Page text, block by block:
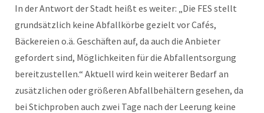
In der Antwort der Stadt heißt es weiter: „Die FES stellt
grundsätzlich keine Abfallkörbe gezielt vor Cafés,
Bäckereien o.ä. Geschäften auf, da auch die Anbieter
gefordert sind, Möglichkeiten für die Abfallentsorgung
bereitzustellen.“ Aktuell wird kein weiterer Bedarf an
zusätzlichen oder größeren Abfallbehältern gesehen, da
bei Stichproben auch zwei Tage nach der Leerung keine